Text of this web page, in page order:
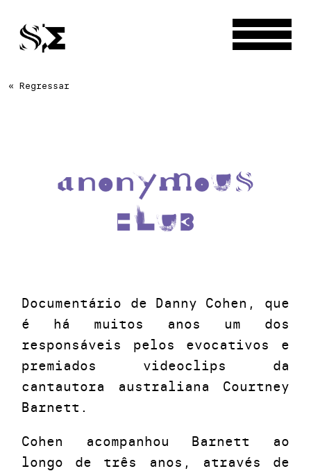
« Regressar
Documentário de Danny Cohen, que
é há muitos anos um dos
responsáveis pelos evocativos e
premiados videoclips da
cantautora australiana Courtney
Barnett.
Cohen acompanhou Barnett ao
longo de três anos, através de